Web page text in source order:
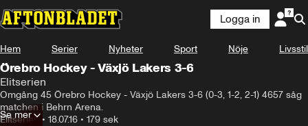
Logga in
Hem Serier Nyheter Sport Nöje Livsstil
Örebro Hockey - Växjö Lakers 3-6
Elitserien
Omgång 45 Örebro Hockey - Växjö Lakers 3-6 (0-3, 1-2, 2-1) 4657 såg
matchen i Behrn Arena.
Elitserien• 18.07.16 • 179 sek
Se mer